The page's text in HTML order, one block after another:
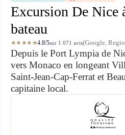
Excursion De Nice
bateau
★★★★★4.8/5sur 1 071 avis(Google,
Depuis le Port Lympia de
vers Monaco en longeant
Saint-Jean-Cap-Ferrat et
capitaine local.